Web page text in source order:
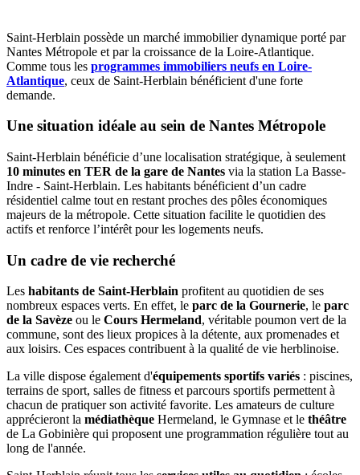
Saint-Herblain possède un marché immobilier dynamique porté par
Nantes Métropole et par la croissance de la Loire-Atlantique.
Comme tous les programmes immobiliers neufs en Loire-
Atlantique, ceux de Saint-Herblain bénéficient d'une forte
demande.
Une situation idéale au sein de Nantes Métropole
Saint-Herblain bénéficie d’une localisation stratégique, à seulement
10 minutes en TER de la gare de Nantes via la station La Basse-
Indre - Saint-Herblain. Les habitants bénéficient d’un cadre
résidentiel calme tout en restant proches des pôles économiques
majeurs de la métropole. Cette situation facilite le quotidien des
actifs et renforce l’intérêt pour les logements neufs.
Un cadre de vie recherché
Les habitants de Saint-Herblain profitent au quotidien de ses
nombreux espaces verts. En effet, le parc de la Gournerie, le parc
de la Savèze ou le Cours Hermeland, véritable poumon vert de la
commune, sont des lieux propices à la détente, aux promenades et
aux loisirs. Ces espaces contribuent à la qualité de vie herblinoise.
La ville dispose également d'équipements sportifs variés : piscines,
terrains de sport, salles de fitness et parcours sportifs permettent à
chacun de pratiquer son activité favorite. Les amateurs de culture
apprécieront la médiathèque Hermeland, le Gymnase et le théâtre
de La Gobinière qui proposent une programmation régulière tout au
long de l'année.